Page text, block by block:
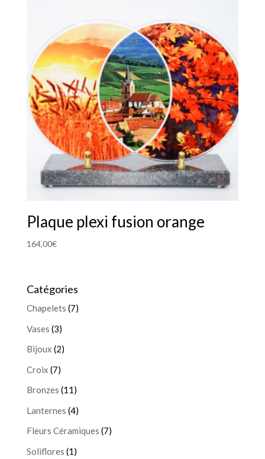
Plaque plexi fusion orange
164,00€
Catégories
Chapelets (7)
Vases (3)
Bijoux (2)
Croix (7)
Bronzes (11)
Lanternes (4)
Fleurs Céramiques (7)
Soliflores (1)